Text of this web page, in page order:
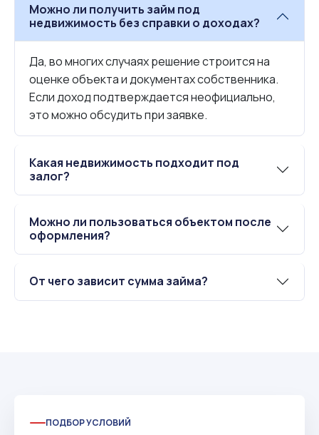
Можно ли получить займ под
недвижимость без справки о доходах?
Да, во многих случаях решение строится на
оценке объекта и документах собственника.
Если доход подтверждается неофициально,
это можно обсудить при заявке.
Какая недвижимость подходит под
залог?
Можно ли пользоваться объектом после
оформления?
От чего зависит сумма займа?
ПОДБОР УСЛОВИЙ